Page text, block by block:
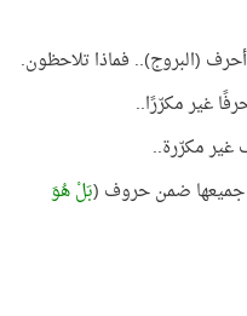
(البروج).. فماذا تلاحظون.
جميعها ضمن حروف (بَلْ هُوَ